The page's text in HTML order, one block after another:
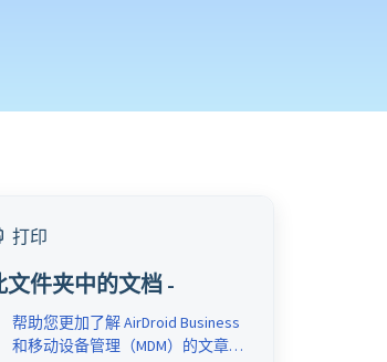
打印
文件夹中的文档 -
帮助您更加了解 AirDroid Business
和移动设备管理（MDM）的文章集